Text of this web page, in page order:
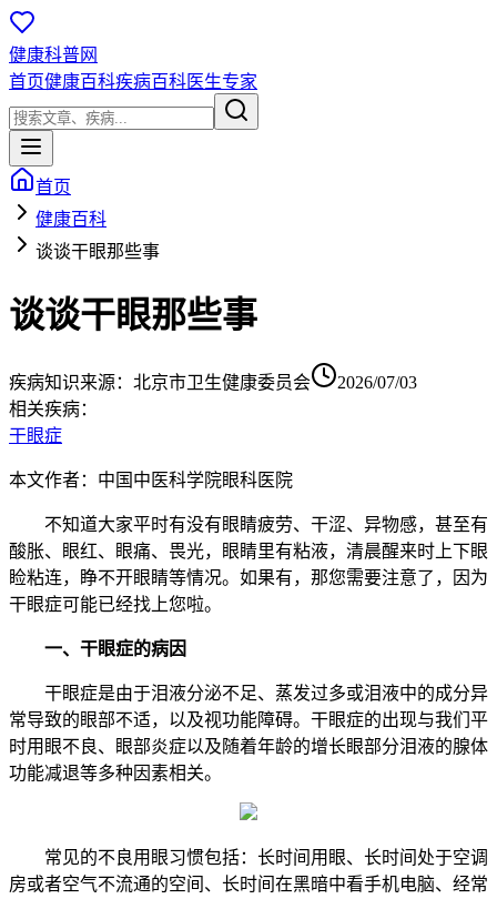
健康科普网
首页健康百科疾病百科医生专家
首页
健康百科
谈谈干眼那些事
谈谈干眼那些事
疾病知识来源： 北京市卫生健康委员会
2026/07/03
相关疾病：
干眼症
本文作者：中国中医科学院眼科医院
不知道大家平时有没有眼睛疲劳、干涩、异物感，甚至有
酸胀、眼红、眼痛、畏光，眼睛里有粘液，清晨醒来时上下眼
睑粘连，睁不开眼睛等情况。如果有，那您需要注意了，因为
干眼症可能已经找上您啦。
一、干眼症的病因
干眼症是由于泪液分泌不足、蒸发过多或泪液中的成分异
常导致的眼部不适，以及视功能障碍。干眼症的出现与我们平
时用眼不良、眼部炎症以及随着年龄的增长眼部分泪液的腺体
功能减退等多种因素相关。
常见的不良用眼习惯包括：长时间用眼、长时间处于空调
房或者空气不流通的空间、长时间在黑暗中看手机电脑、经常